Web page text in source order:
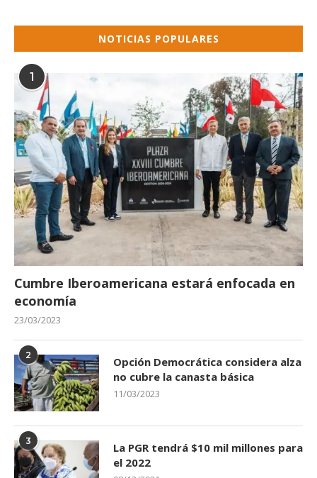
NOTICIAS POPULARES
1
Cumbre Iberoamericana estará enfocada en
economía
23/03/2023
2
Opción Democrática considera alza
no cubre la canasta básica
11/03/2023
3
La PGR tendrá $10 mil millones para
el 2022